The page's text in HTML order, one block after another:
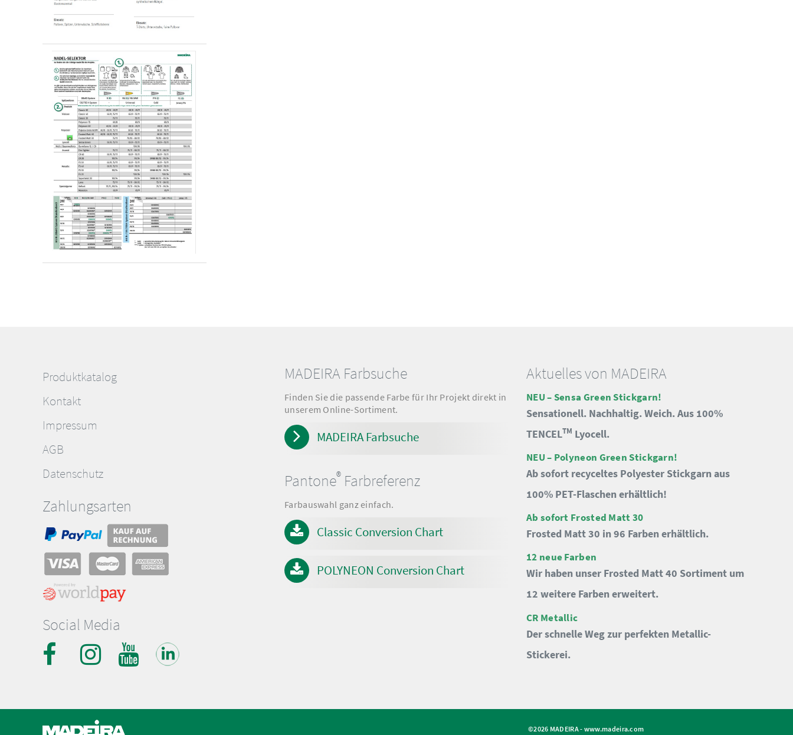
Produktkatalog
Kontakt
Impressum
AGB
Datenschutz
Zahlungsarten
Social Media
MADEIRA Farbsuche
Finden Sie die passende Farbe für Ihr Projekt direkt in
unserem Online-Sortiment.
MADEIRA Farbsuche
Pantone® Farbreferenz
Farbauswahl ganz einfach.
Classic Conversion Chart
POLYNEON Conversion Chart
Aktuelles von MADEIRA
NEU – Sensa Green Stickgarn!
Sensationell. Nachhaltig. Weich. Aus 100%
TENCELTM Lyocell.
NEU – Polyneon Green Stickgarn!
Ab sofort recyceltes Polyester Stickgarn aus
100% PET-Flaschen erhältlich!
Ab sofort Frosted Matt 30
Frosted Matt 30 in 96 Farben erhältlich.
12 neue Farben
Wir haben unser Frosted Matt 40 Sortiment um
12 weitere Farben erweitert.
CR Metallic
Der schnelle Weg zur perfekten Metallic-
Stickerei.
©2026 MADEIRA - www.madeira.com